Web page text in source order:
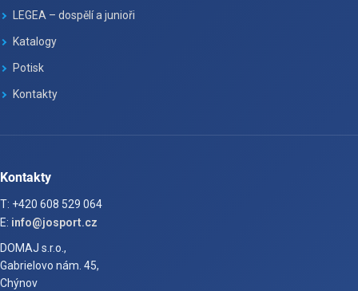
LEGEA – dospělí a junioři
Katalogy
Potisk
Kontakty
Kontakty
T: +420 608 529 064
E: info@josport.cz
DOMAJ s.r.o.,
Gabrielovo nám. 45,
Chýnov